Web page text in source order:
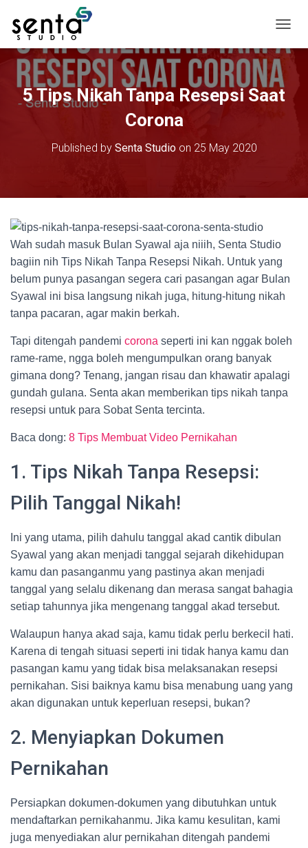
o
l
e
5 Tips Nikah Tanpa Resepsi Saat
Corona
Published by Senta Studioon 25 May 2020
Wah sudah masuk Bulan Syawal aja niiih, Senta Studio
bagiin nih Tips Nikah Tanpa Resepsi Nikah. Untuk yang
belum punya pasangan segera cari pasangan agar Bulan
Syawal ini bisa langsung nikah juga, hitung-hitung nikah
tanpa pacaran, agar makin berkah.
Tapi ditengah pandemi corona seperti ini kan nggak boleh
rame-rame, ngga boleh mengumpulkan orang banyak
gimana dong? Tenang, jangan risau dan khawatir apalagi
gundah gulana. Senta akan memberikan tips nikah tanpa
resepsi untuk para Sobat Senta tercinta.
Baca dong: 8 Tips Membuat Video Pernikahan
1. Tips Nikah Tanpa Resepsi:
Pilih Tanggal Nikah!
Ini yang utama, pilih dahulu tanggal akad cantik dibulan
Syawal yang akan menjadi tanggal sejarah dikehidupan
kamu dan pasanganmu yang pastinya akan menjadi
tanggal yang selalu dikenang dan merasa sangat bahagia
setiap tahunnya jika mengenang tanggal akad tersebut.
Walaupun hanya akad saja, kamu tidak perlu berkecil hati.
Karena di tengah situasi seperti ini tidak hanya kamu dan
pasangan kamu yang tidak bisa melaksanakan resepsi
pernikahan. Sisi baiknya kamu bisa menabung uang yang
akan digunakan untuk keperluan resepsi, bukan?
2. Menyiapkan Dokumen
Pernikahan
Persiapkan dokumen-dokumen yang dibutuhkan untuk
mendaftarkan pernikahanmu. Jika kamu kesulitan, kami
juga menyediakan alur pernikahan ditengah pandemi